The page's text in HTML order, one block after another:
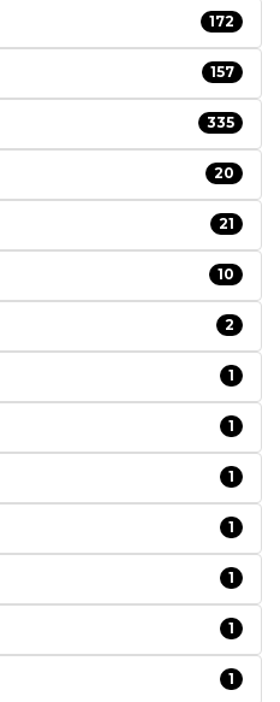
172
157
335
20
21
10
2
1
1
1
1
1
1
1